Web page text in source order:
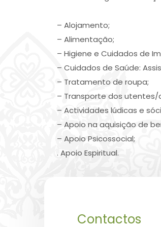
– Alojamento;
– Alimentação;
– Higiene e Cuidados de
– Cuidados de Saúde:
– Tratamento de roupa;
– Transporte dos
– Actividades lúdicas e
– Apoio na aquisição de
– Apoio Psicossocial;
. Apoio Espiritual.
Contactos